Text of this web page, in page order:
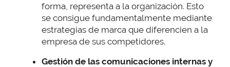
forma, representa a la organización. Esto
se consigue fundamentalmente mediante
estrategias de marca que diferencien a la
empresa de sus competidores.
Gestión de las comunicaciones internas y